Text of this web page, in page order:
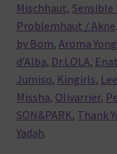
Mischhaut, Sensible
Problemhaut / Akne
by Bom, Aroma Yong
d’Alba, Dr.LOLA,
Jumiso, Kingirls,
Missha, Olivarrier,
SON&PARK, Thank
Yadah.